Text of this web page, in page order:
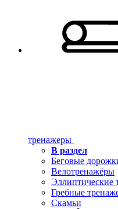
тренажеры
В раздел
Беговые
Велотренажёры
Эллиптические
Гребные
Скамьи